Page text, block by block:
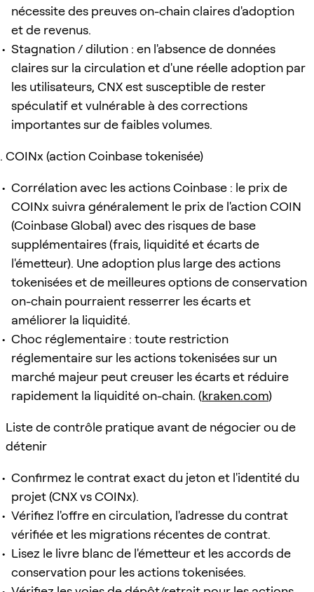
nécessite des preuves on-chain claires d'adoption
et de revenus.
Stagnation / dilution : en l'absence de données
claires sur la circulation et d'une réelle adoption par
les utilisateurs, CNX est susceptible de rester
spéculatif et vulnérable à des corrections
importantes sur de faibles volumes.
COINx (action Coinbase tokenisée)
Corrélation avec les actions Coinbase : le prix de
COINx suivra généralement le prix de l'action COIN
(Coinbase Global) avec des risques de base
supplémentaires (frais, liquidité et écarts de
l'émetteur). Une adoption plus large des actions
tokenisées et de meilleures options de conservation
on-chain pourraient resserrer les écarts et
améliorer la liquidité.
Choc réglementaire : toute restriction
réglementaire sur les actions tokenisées sur un
marché majeur peut creuser les écarts et réduire
rapidement la liquidité on-chain. (kraken.com)
Liste de contrôle pratique avant de négocier ou de
détenir
Confirmez le contrat exact du jeton et l'identité du
projet (CNX vs COINx).
Vérifiez l'offre en circulation, l'adresse du contrat
vérifiée et les migrations récentes de contrat.
Lisez le livre blanc de l'émetteur et les accords de
conservation pour les actions tokenisées.